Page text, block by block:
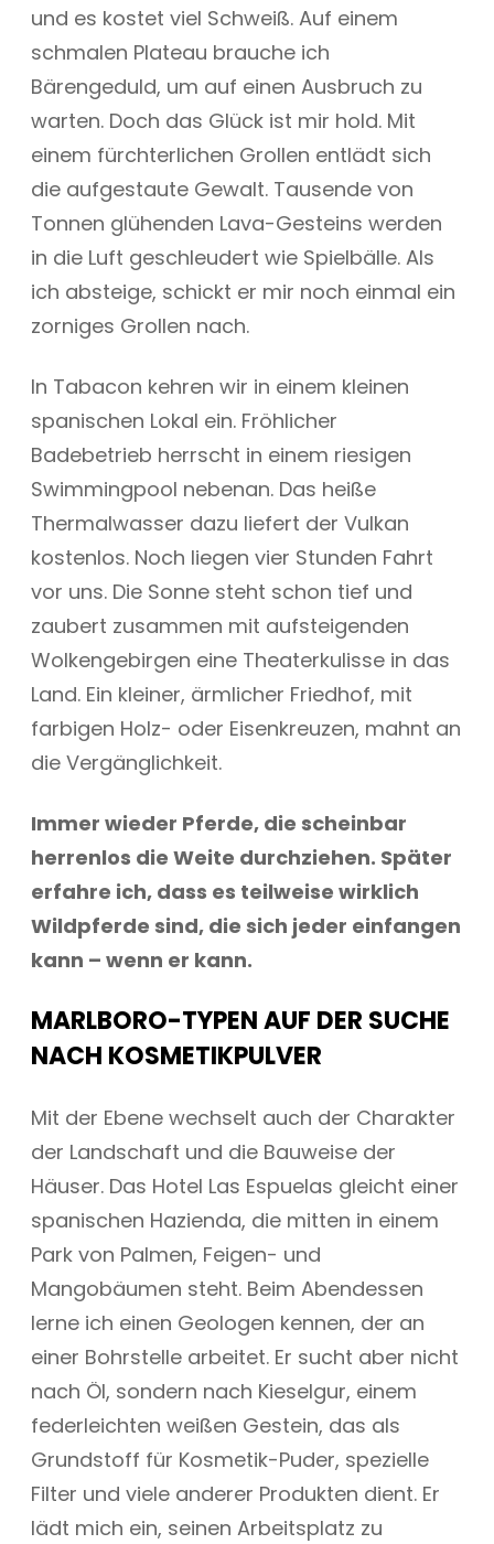
und es kostet viel Schweiß. Auf einem
schmalen Plateau brauche ich
Bärengeduld, um auf einen Ausbruch zu
warten. Doch das Glück ist mir hold. Mit
einem fürchterlichen Grollen entlädt sich
die aufgestaute Gewalt. Tausende von
Tonnen glühenden Lava-Gesteins werden
in die Luft geschleudert wie Spielbälle. Als
ich absteige, schickt er mir noch einmal ein
zorniges Grollen nach.
In Tabacon kehren wir in einem kleinen
spanischen Lokal ein. Fröhlicher
Badebetrieb herrscht in einem riesigen
Swimmingpool nebenan. Das heiße
Thermalwasser dazu liefert der Vulkan
kostenlos. Noch liegen vier Stunden Fahrt
vor uns. Die Sonne steht schon tief und
zaubert zusammen mit aufsteigenden
Wolkengebirgen eine Theaterkulisse in das
Land. Ein kleiner, ärmlicher Friedhof, mit
farbigen Holz- oder Eisenkreuzen, mahnt an
die Vergänglichkeit.
Immer wieder Pferde, die scheinbar
herrenlos die Weite durchziehen. Später
erfahre ich, dass es teilweise wirklich
Wildpferde sind, die sich jeder einfangen
kann – wenn er kann.
MARLBORO-TYPEN AUF DER SUCHE
NACH KOSMETIKPULVER
Mit der Ebene wechselt auch der Charakter
der Landschaft und die Bauweise der
Häuser. Das Hotel Las Espuelas gleicht einer
spanischen Hazienda, die mitten in einem
Park von Palmen, Feigen- und
Mangobäumen steht. Beim Abendessen
lerne ich einen Geologen kennen, der an
einer Bohrstelle arbeitet. Er sucht aber nicht
nach Öl, sondern nach Kieselgur, einem
federleichten weißen Gestein, das als
Grundstoff für Kosmetik-Puder, spezielle
Filter und viele anderer Produkten dient. Er
lädt mich ein, seinen Arbeitsplatz zu